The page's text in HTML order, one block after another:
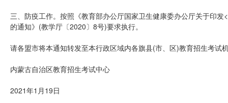
三、防疫工作。按照《教育部办公厅国家卫生健康委办公厅关于印
的通知》(教学厅〔2020〕8号)要求执行。
请各盟市将本通知转发至本行政区域内各旗县(市、区)教育招生考试
内蒙古自治区教育招生考试中心
2021年1月19日